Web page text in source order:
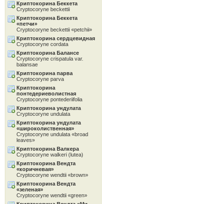
Криптокорина Беккета
Cryptocoryne beckettii
Криптокорина Беккета
«петчи»
Cryptocoryne beckettii «petchii»
Криптокорина сердцевидная
Cryptocoryne cordata
Криптокорина Балансе
Cryptocoryne crispatula var.
balansae
Криптокорина парва
Cryptocoryne parva
Криптокорина
понтедериеволистная
Cryptocoryne pontederiifolia
Криптокорина ундулата
Cryptocoryne undulata
Криптокорина ундулата
«широколиственная»
Cryptocoryne undulata «broad
leaves»
Криптокорина Валкера
Cryptocoryne walkeri (lutea)
Криптокорина Вендта
«коричневая»
Cryptocoryne wendtii «brown»
Криптокорина Вендта
«зеленая»
Cryptocoryne wendtii «green»